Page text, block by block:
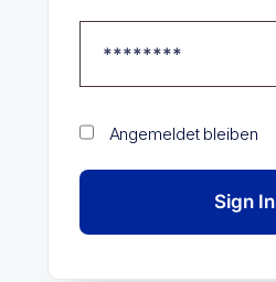
Angemeldet bleiben
Sign In